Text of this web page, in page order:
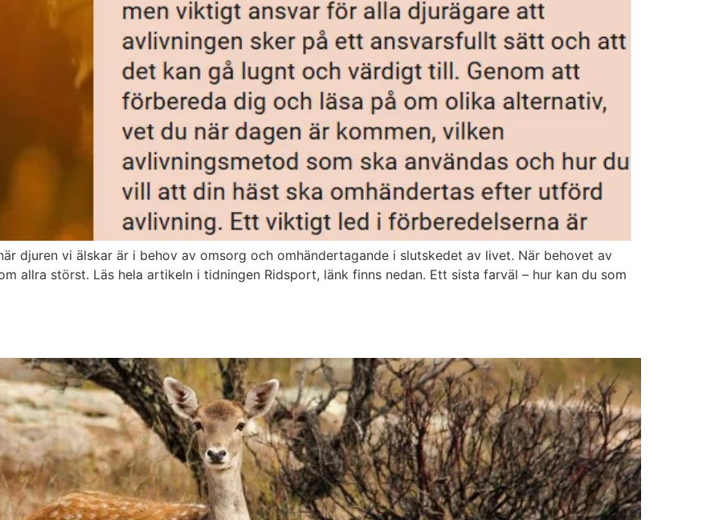
djuren vi älskar är i behov av omsorg och omhändertagande i slutskedet av livet. När behovet av
allra störst. Läs hela artikeln i tidningen Ridsport, länk finns nedan. Ett sista farväl – hur kan du som